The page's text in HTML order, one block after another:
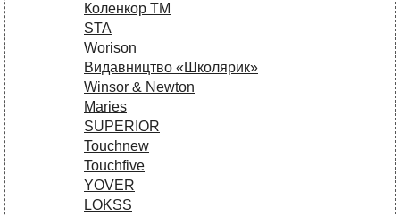
Коленкор ТМ
STA
Worison
Видавництво «Школярик»
Winsor & Newton
Maries
SUPERIOR
Touchnew
Touchfive
YOVER
LOKSS